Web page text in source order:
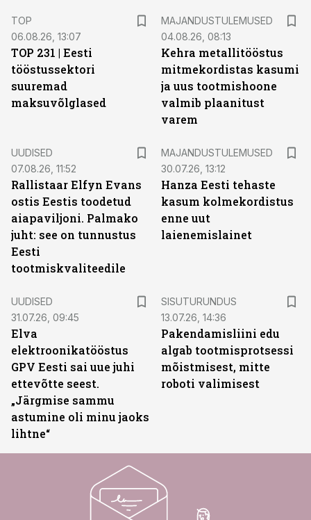
TOP
06.08.26, 13:07
TOP 231 | Eesti
tööstussektori
suuremad
maksuvõlglased
MAJANDUSTULEMUSED
04.08.26, 08:13
Kehra metallitööstus
mitmekordistas kasumi
ja uus tootmishoone
valmib plaanitust
varem
UUDISED
07.08.26, 11:52
Rallistaar Elfyn Evans
ostis Eestis toodetud
aiapaviljoni. Palmako
juht: see on tunnustus
Eesti
tootmiskvaliteedile
MAJANDUSTULEMUSED
30.07.26, 13:12
Hanza Eesti tehaste
kasum kolmekordistus
enne uut
laienemislainet
UUDISED
31.07.26, 09:45
Elva
elektroonikatööstus
GPV Eesti sai uue juhi
ettevõtte seest.
„Järgmise sammu
astumine oli minu jaoks
lihtne“
SISUTURUNDUS
13.07.26, 14:36
Pakendamisliini edu
algab tootmisprotsessi
mõistmisest, mitte
roboti valimisest